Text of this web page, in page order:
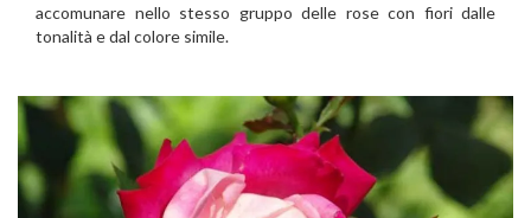
accomunare nello stesso gruppo delle rose con fiori dalle
tonalità e dal colore simile.